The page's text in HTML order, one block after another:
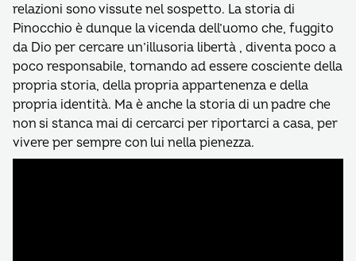
relazioni sono vissute nel sospetto. La storia di
Pinocchio è dunque la vicenda dell’uomo che, fuggito
da Dio per cercare un’illusoria libertà , diventa poco a
poco responsabile, tornando ad essere cosciente della
propria storia, della propria appartenenza e della
propria identità. Ma è anche la storia di un padre che
non si stanca mai di cercarci per riportarci a casa, per
vivere per sempre con lui nella pienezza.